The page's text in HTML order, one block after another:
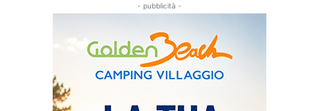
- pubblicità -